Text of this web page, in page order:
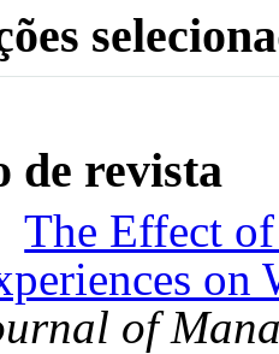
de revista
The Effect
on
of